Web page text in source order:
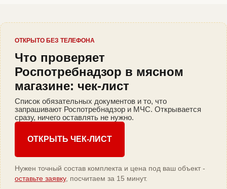
ОТКРЫТО БЕЗ ТЕЛЕФОНА
Что проверяет
Роспотребнадзор в мясном
магазине: чек-лист
Список обязательных документов и то, что
запрашивают Роспотребнадзор и МЧС. Открывается
сразу, ничего оставлять не нужно.
ОТКРЫТЬ ЧЕК-ЛИСТ
Нужен точный состав комплекта и цена под ваш объект -
оставьте заявку, посчитаем за 15 минут.